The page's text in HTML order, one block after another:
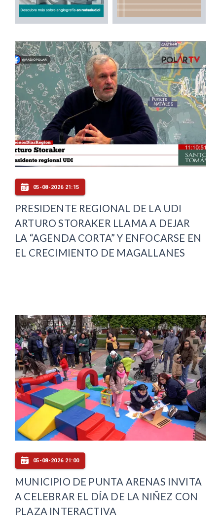
05-08-2026 21:15
PRESIDENTE REGIONAL DE LA UDI
ARTURO STORAKER LLAMA A DEJAR
LA “AGENDA CORTA” Y ENFOCARSE EN
EL CRECIMIENTO DE MAGALLANES
05-08-2026 21:00
MUNICIPIO DE PUNTA ARENAS INVITA
A CELEBRAR EL DÍA DE LA NIÑEZ CON
PLAZA INTERACTIVA